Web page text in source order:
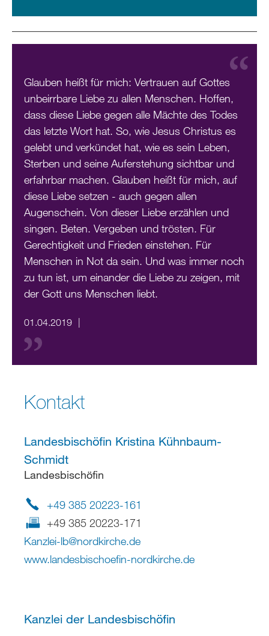
Glauben heißt für mich: Vertrauen auf Gottes
unbeirrbare Liebe zu allen Menschen. Hoffen,
dass diese Liebe gegen alle Mächte des Todes
das letzte Wort hat. So, wie Jesus Christus es
gelebt und verkündet hat, wie es sein Leben,
Sterben und seine Auferstehung sichtbar und
erfahrbar machen. Glauben heißt für mich, auf
diese Liebe setzen - auch gegen allen
Augenschein. Von dieser Liebe erzählen und
singen. Beten. Vergeben und trösten. Für
Gerechtigkeit und Frieden einstehen. Für
Menschen in Not da sein. Und was immer noch
zu tun ist, um einander die Liebe zu zeigen, mit
der Gott uns Menschen liebt.
01.04.2019
Kontakt
Landesbischöfin Kristina Kühnbaum-
Schmidt
Landesbischöfin
+49 385 20223-161
+49 385 20223-171
Kanzlei-lb@nordkirche.de
www.landesbischoefin-nordkirche.de
Kanzlei der Landesbischöfin